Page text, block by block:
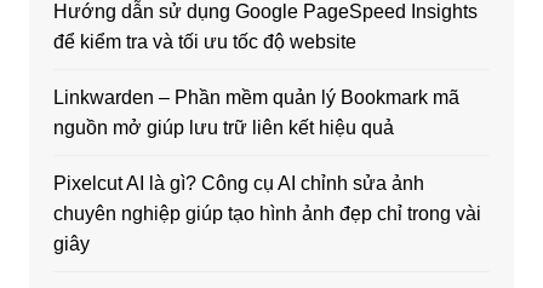
Hướng dẫn sử dụng Google PageSpeed Insights
để kiểm tra và tối ưu tốc độ website
Linkwarden – Phần mềm quản lý Bookmark mã
nguồn mở giúp lưu trữ liên kết hiệu quả
Pixelcut AI là gì? Công cụ AI chỉnh sửa ảnh
chuyên nghiệp giúp tạo hình ảnh đẹp chỉ trong vài
giây